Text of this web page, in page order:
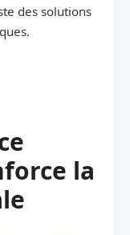
des solutions
la